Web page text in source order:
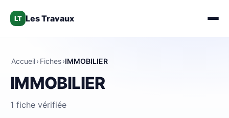
LT Les Travaux
Accueil› Fiches›IMMOBILIER
IMMOBILIER
1 fiche vérifiée